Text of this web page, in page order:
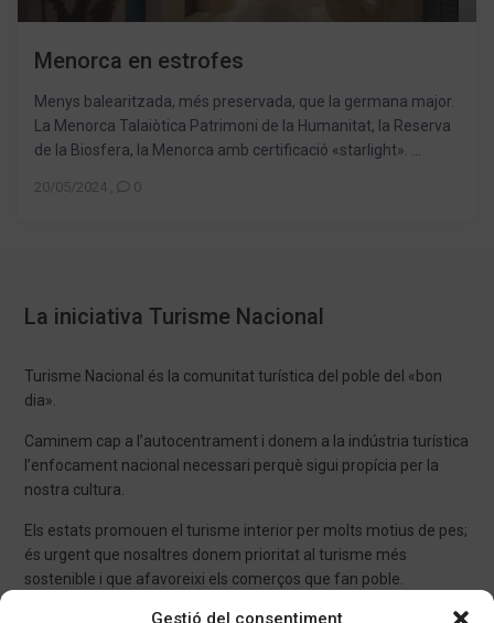
Gestió del consentiment
Menorca en estrofes
Menys balearitzada, més preservada, que la germana major.
La Menorca Talaiòtica Patrimoni de la Humanitat, la Reserva
de la Biosfera, la Menorca amb certificació «starlight». ...
20/05/2024 , 0
La iniciativa Turisme Nacional
Turisme Nacional és la comunitat turística del poble del «bon
dia».
Caminem cap a l’autocentrament i donem a la indústria turística
l’enfocament nacional necessari perquè sigui propícia per la
nostra cultura.
Els estats promouen el turisme interior per molts motius de pes;
és urgent que nosaltres donem prioritat al turisme més
sostenible i que afavoreixi els comerços que fan poble.